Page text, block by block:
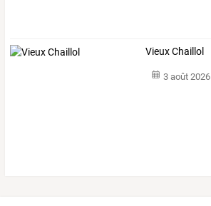
Vieux Chaillol
3 août 2026